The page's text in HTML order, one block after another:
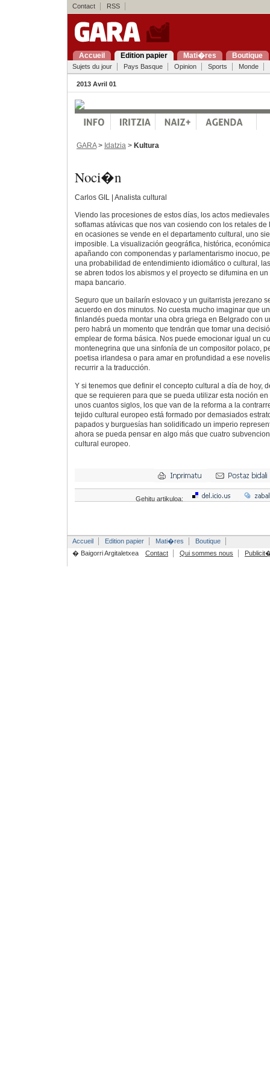
Contact RSS
Accueil Edition papier Mati�res Boutique
Sujets du jour Pays Basque Opinion Sports Monde
2013 Avril 01
GARA> Idatzia > Kultura
Noci�n
Carlos GIL | Analista cultural
Viendo las procesiones de estos días, los actos
soflamas atávicas que nos van cosiendo con los retales
en ocasiones se vende en el departamento cultural, uno
imposible. La visualización geográfica, histórica,
apañando con componendas y parlamentarismo inocuo,
una probabilidad de entendimiento idiomático o cultural,
se abren todos los abismos y el proyecto se difumina en
mapa bancario.
Seguro que un bailarín eslovaco y un guitarrista jerezano
acuerdo en dos minutos. No cuesta mucho imaginar que
finlandés pueda montar una obra griega en Belgrado con
pero habrá un momento que tendrán que tomar una
emplear de forma básica. Nos puede emocionar igual un
montenegrina que una sinfonía de un compositor polaco,
poetisa irlandesa o para amar en profundidad a ese
recurrir a la traducción.
Y si tenemos que definir el concepto cultural a día de hoy,
que se requieren para que se pueda utilizar esta noción
unos cuantos siglos, los que van de la reforma a la
tejido cultural europeo está formado por demasiados
papados y burguesías han solidificado un imperio
ahora se pueda pensar en algo más que cuatro
cultural europeo.
Gehitu artikuloa:
Accueil Edition papier Mati�res
Boutique
� Baigorri Argitaletxea
Contact Qui sommes nous